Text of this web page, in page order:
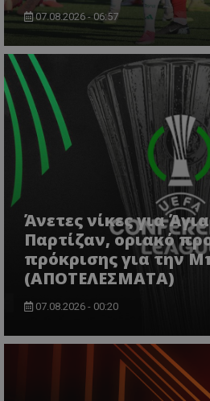
07.08.2026 - 06:57
Άνετες νίκες για
Παρτίζαν, οριακό
πρόκρισης για την
(ΑΠΟΤΕΛΕΣΜΑΤΑ)
07.08.2026 - 00:20